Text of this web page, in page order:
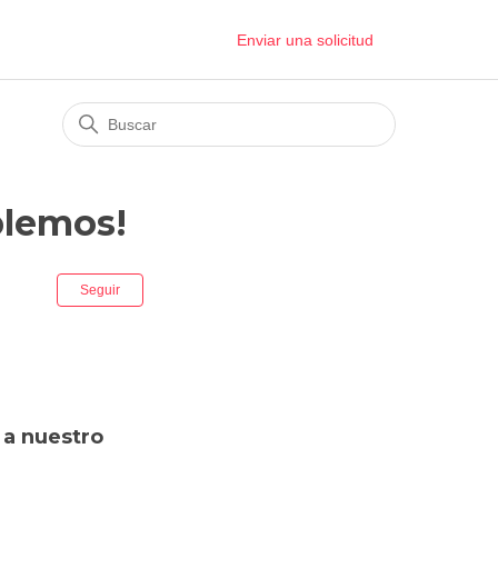
Enviar una solicitud
Seguir
nuestro